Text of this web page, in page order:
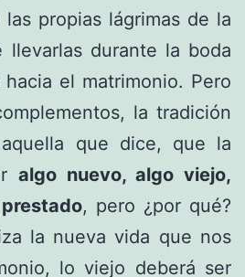
las propias lágrimas de la
durante la boda
el matrimonio. Pero
la tradición
que dice, que la
algo nuevo, algo viejo,
, pero ¿por qué?
la nueva vida que nos
lo viejo deberá ser